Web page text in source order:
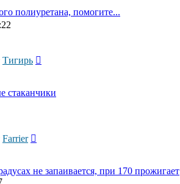
полиуретана, помогите...
Тигирь
стаканчики
Farrier
не запаивается, при 170 прожигает